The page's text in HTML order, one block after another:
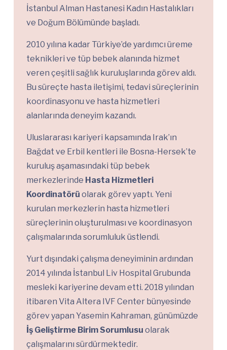
İstanbul Alman Hastanesi Kadın Hastalıkları
ve Doğum Bölümünde başladı.
2010 yılına kadar Türkiye’de yardımcı üreme
teknikleri ve tüp bebek alanında hizmet
veren çeşitli sağlık kuruluşlarında görev aldı.
Bu süreçte hasta iletişimi, tedavi süreçlerinin
koordinasyonu ve hasta hizmetleri
alanlarında deneyim kazandı.
Uluslararası kariyeri kapsamında Irak’ın
Bağdat ve Erbil kentleri ile Bosna-Hersek’te
kuruluş aşamasındaki tüp bebek
merkezlerinde Hasta Hizmetleri
Koordinatörü olarak görev yaptı. Yeni
kurulan merkezlerin hasta hizmetleri
süreçlerinin oluşturulması ve koordinasyon
çalışmalarında sorumluluk üstlendi.
Yurt dışındaki çalışma deneyiminin ardından
2014 yılında İstanbul Liv Hospital Grubunda
mesleki kariyerine devam etti. 2018 yılından
itibaren Vita Altera IVF Center bünyesinde
görev yapan Yasemin Kahraman, günümüzde
İş Geliştirme Birim Sorumlusu olarak
çalışmalarını sürdürmektedir.